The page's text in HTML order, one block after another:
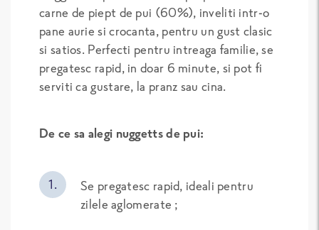
carne de piept de pui (60%), inveliti intr-o
pane aurie si crocanta, pentru un gust clasic
si satios. Perfecti pentru intreaga familie, se
pregatesc rapid, in doar 6 minute, si pot fi
serviti ca gustare, la pranz sau cina.
De ce sa alegi nuggetts de pui:
Se pregatesc rapid, ideali pentru
zilele aglomerate ;